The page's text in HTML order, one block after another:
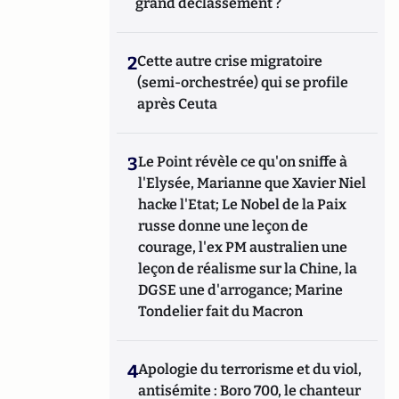
2Cette autre crise migratoire
(semi-orchestrée) qui se profile
après Ceuta
3Le Point révèle ce qu'on sniffe à
l'Elysée, Marianne que Xavier Niel
hacke l'Etat; Le Nobel de la Paix
russe donne une leçon de
courage, l'ex PM australien une
leçon de réalisme sur la Chine, la
DGSE une d'arrogance; Marine
Tondelier fait du Macron
4Apologie du terrorisme et du viol,
antisémite : Boro 700, le chanteur